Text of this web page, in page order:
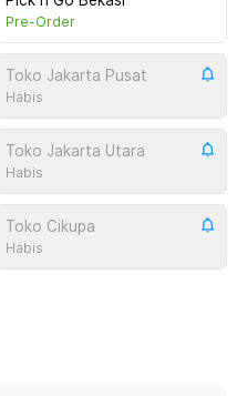
Pre-Order
Toko Jakarta Pusat
Habis
Toko Jakarta Utara
Habis
Toko Cikupa
Habis